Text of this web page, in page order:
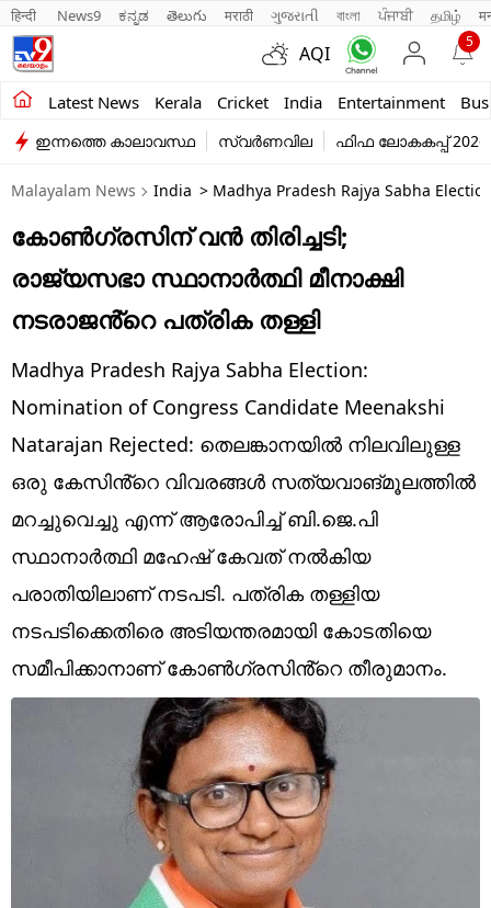
हिन्दी News9 ಕನ್ನಡ తెలుగు मराठी ગુજરાતી বাংলা ਪੰਜਾਬੀ தமிழ்
AQI
5
Latest News Kerala Cricket India Entertainment
Kerala
India
Entertainment
Business
Education
Lifestyle
world
Technology
Religion
Web Story
Short Videos
ഇന്നത്തെ കാലാവസ്ഥ സ്വർണവില ഫിഫ ലോകകപ്പ് 2026
Malayalam News India > Madhya Pradesh Rajya Sabha
കോൺഗ്രസിന് വൻ തിരിച്ചടി;
രാജ്യസഭാ സ്ഥാനാർത്ഥി മീനാക്ഷി
നടരാജൻ്റെ പത്രിക തള്ളി
Madhya Pradesh Rajya Sabha Election:
Nomination of Congress Candidate Meenakshi
Natarajan Rejected: തെലങ്കാനയിൽ നിലവിലുള്ള
ഒരു കേസിൻ്റെ വിവരങ്ങൾ സത്യവാങ്മൂലത്തിൽ
മറച്ചുവെച്ചു എന്ന് ആരോപിച്ച് ബി.ജെ.പി
സ്ഥാനാർത്ഥി മഹേഷ് കേവത് നൽകിയ
പരാതിയിലാണ് നടപടി. പത്രിക തള്ളിയ
നടപടിക്കെതിരെ അടിയന്തരമായി കോടതിയെ
സമീപിക്കാനാണ് കോൺഗ്രസിൻ്റെ തീരുമാനം.